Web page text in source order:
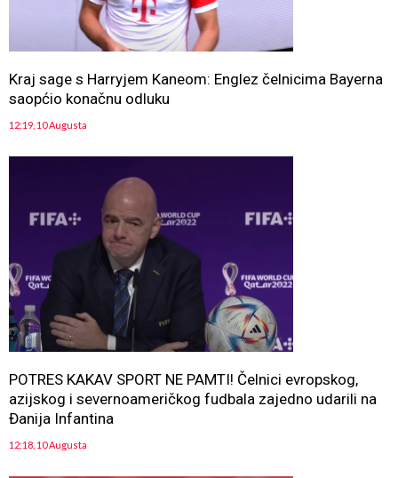
Kraj sage s Harryjem Kaneom: Englez čelnicima Bayerna
saopćio konačnu odluku
12:19, 10 Augusta
POTRES KAKAV SPORT NE PAMTI! Čelnici evropskog,
azijskog i severnoameričkog fudbala zajedno udarili na
Đanija Infantina
12:18, 10 Augusta